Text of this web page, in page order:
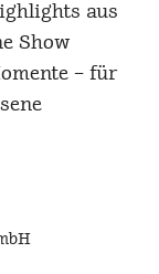
aus
Show
– für